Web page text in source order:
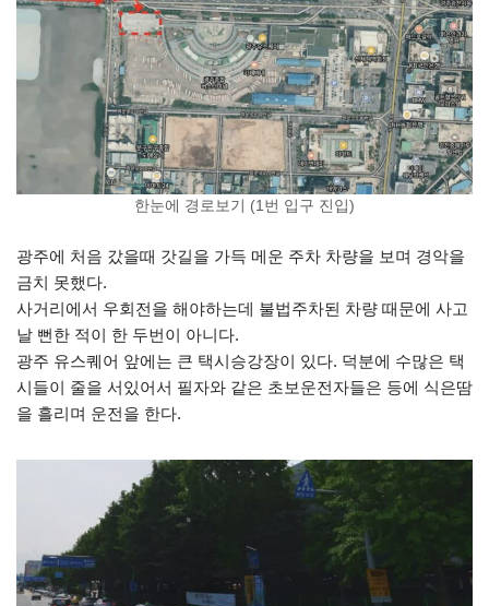
한눈에 경로보기 (1번 입구 진입)
광주에 처음 갔을때 갓길을 가득 메운 주차 차량을 보며 경악을
금치 못했다.
사거리에서 우회전을 해야하는데 불법주차된 차량 때문에 사고
날 뻔한 적이 한 두번이 아니다.
광주 유스퀘어 앞에는 큰 택시승강장이 있다. 덕분에 수많은 택
시들이 줄을 서있어서 필자와 같은 초보운전자들은 등에 식은땀
을 흘리며 운전을 한다.